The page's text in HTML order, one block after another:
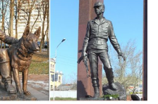
аукционе Соберу.ру
аукционе Соберу.ру – продажа
фото.Увеличить
Черта.12 см.СССР. б.у. 1